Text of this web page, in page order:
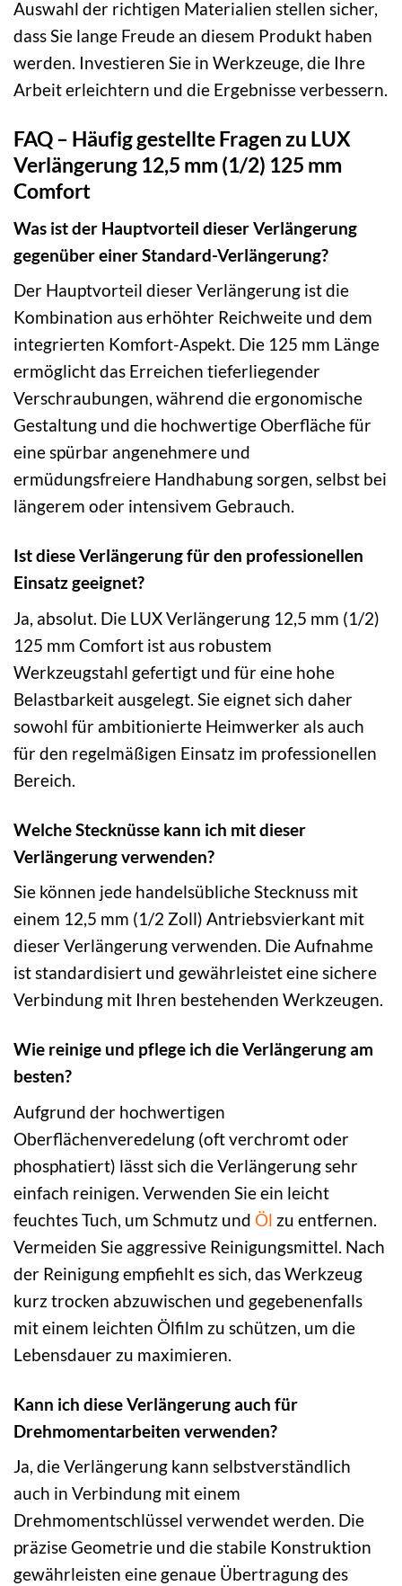
Auswahl der richtigen Materialien stellen sicher,
dass Sie lange Freude an diesem Produkt haben
werden. Investieren Sie in Werkzeuge, die Ihre
Arbeit erleichtern und die Ergebnisse verbessern.
FAQ – Häufig gestellte Fragen zu LUX
Verlängerung 12,5 mm (1/2) 125 mm
Comfort
Was ist der Hauptvorteil dieser Verlängerung
gegenüber einer Standard-Verlängerung?
Der Hauptvorteil dieser Verlängerung ist die
Kombination aus erhöhter Reichweite und dem
integrierten Komfort-Aspekt. Die 125 mm Länge
ermöglicht das Erreichen tieferliegender
Verschraubungen, während die ergonomische
Gestaltung und die hochwertige Oberfläche für
eine spürbar angenehmere und
ermüdungsfreiere Handhabung sorgen, selbst bei
längerem oder intensivem Gebrauch.
Ist diese Verlängerung für den professionellen
Einsatz geeignet?
Ja, absolut. Die LUX Verlängerung 12,5 mm (1/2)
125 mm Comfort ist aus robustem
Werkzeugstahl gefertigt und für eine hohe
Belastbarkeit ausgelegt. Sie eignet sich daher
sowohl für ambitionierte Heimwerker als auch
für den regelmäßigen Einsatz im professionellen
Bereich.
Welche Stecknüsse kann ich mit dieser
Verlängerung verwenden?
Sie können jede handelsübliche Stecknuss mit
einem 12,5 mm (1/2 Zoll) Antriebsvierkant mit
dieser Verlängerung verwenden. Die Aufnahme
ist standardisiert und gewährleistet eine sichere
Verbindung mit Ihren bestehenden Werkzeugen.
Wie reinige und pflege ich die Verlängerung am
besten?
Aufgrund der hochwertigen
Oberflächenveredelung (oft verchromt oder
phosphatiert) lässt sich die Verlängerung sehr
einfach reinigen. Verwenden Sie ein leicht
feuchtes Tuch, um Schmutz und Öl zu entfernen.
Vermeiden Sie aggressive Reinigungsmittel. Nach
der Reinigung empfiehlt es sich, das Werkzeug
kurz trocken abzuwischen und gegebenenfalls
mit einem leichten Ölfilm zu schützen, um die
Lebensdauer zu maximieren.
Kann ich diese Verlängerung auch für
Drehmomentarbeiten verwenden?
Ja, die Verlängerung kann selbstverständlich
auch in Verbindung mit einem
Drehmomentschlüssel verwendet werden. Die
präzise Geometrie und die stabile Konstruktion
gewährleisten eine genaue Übertragung des